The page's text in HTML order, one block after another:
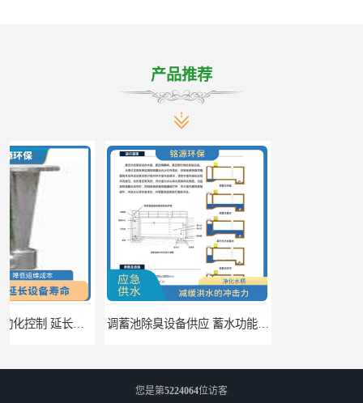
产品推荐
调蓄池除臭设备供应 蓄水功能 暂时储存大量雨水
您是第5224064位访客